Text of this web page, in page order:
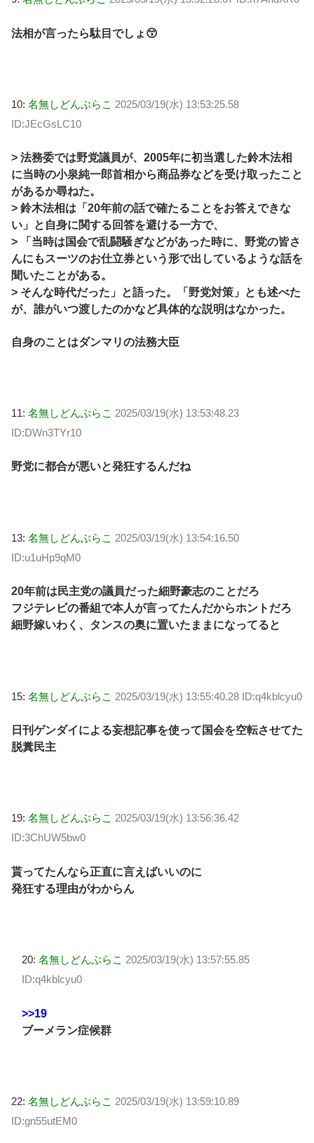
法相が言ったら駄目でしょ😙
10: 名無しどんぶらこ 2025/03/19(水) 13:53:25.58
ID:JEcGsLC10
> 法務委では野党議員が、2005年に初当選した鈴木法相
に当時の小泉純一郎首相から商品券などを受け取ったこと
があるか尋ねた。
> 鈴木法相は「20年前の話で確たることをお答えできな
い」と自身に関する回答を避ける一方で、
> 「当時は国会で乱闘騒ぎなどがあった時に、野党の皆さ
んにもスーツのお仕立券という形で出しているような話を
聞いたことがある。
> そんな時代だった」と語った。「野党対策」とも述べた
が、誰がいつ渡したのかなど具体的な説明はなかった。
自身のことはダンマリの法務大臣
11: 名無しどんぶらこ 2025/03/19(水) 13:53:48.23
ID:DWn3TYr10
野党に都合が悪いと発狂するんだね
13: 名無しどんぶらこ 2025/03/19(水) 13:54:16.50
ID:u1uHp9qM0
20年前は民主党の議員だった細野豪志のことだろ
フジテレビの番組で本人が言ってたんだからホントだろ
細野嫁いわく、タンスの奥に置いたままになってると
15: 名無しどんぶらこ 2025/03/19(水) 13:55:40.28 ID:q4kblcyu0
日刊ゲンダイによる妄想記事を使って国会を空転させてた
脱糞民主
19: 名無しどんぶらこ 2025/03/19(水) 13:56:36.42
ID:3ChUW5bw0
貰ってたんなら正直に言えばいいのに
発狂する理由がわからん
20: 名無しどんぶらこ 2025/03/19(水) 13:57:55.85
ID:q4kblcyu0
>>19
ブーメラン症候群
22: 名無しどんぶらこ 2025/03/19(水) 13:59:10.89
ID:gn55utEM0